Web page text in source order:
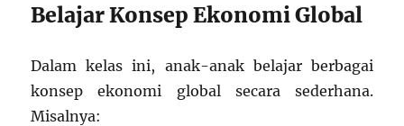
Belajar Konsep Ekonomi Global
Dalam kelas ini, anak-anak belajar berbagai
konsep ekonomi global secara sederhana.
Misalnya: